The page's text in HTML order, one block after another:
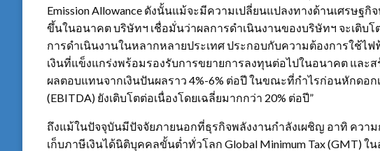
Emission Allowance ดังนั้นแม้จะมีความเปลี่ยนแปลงทางด้านเศรษฐ
ขึ้นในอนาคต บริษัทฯ เชื่อมั่นว่าผลการดำเนินงานของบริษัทฯ จะเติบ
การดำเนินงานในหลากหลายประเทศ ประกอบกับความต้องการใช้ไ
เงินที่แข็งแกร่งพร้อมรองรับการขยายการลงทุนต่อไปในอนาคต แล
ผลตอบแทนจากเงินปันผลราว 4%-6% ต่อปี ในขณะที่กำไรก่อนหักดอ
(EBITDA) ยังเติบโตต่อเนื่องโดยเฉลี่ยมากกว่า 20% ต่อปี”
ถึงแม้ในปัจจุบันมีปัจจัยภายนอกที่ธุรกิจพลังงานกำลังเผชิญ อาทิ ควา
เก็บภาษีเงินได้นิติบุคคลขั้นต่ำทั่วโลก Global Minimum Tax (GMT)